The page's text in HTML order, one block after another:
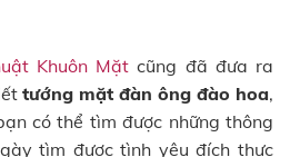
Khuôn Mặt cũng đã đưa ra
tướng mặt đàn ông đào hoa,
có thể tìm được những thông
tìm được tình yêu đích thực